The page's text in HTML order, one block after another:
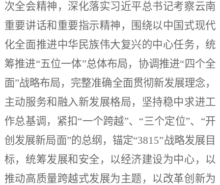
次全会精神，深化落实习近平总书记考察云南
重要讲话和重要指示精神，围绕以中国式现代
化全面推进中华民族伟大复兴的中心任务，统
筹推进“五位一体”总体布局，协调推进“四个全
面”战略布局，完整准确全面贯彻新发展理念，
主动服务和融入新发展格局，坚持稳中求进工
作总基调，紧扣“一个跨越”、“三个定位”、“开
创发展新局面”的总纲，锚定“3815”战略发展目
标，统筹发展和安全，以经济建设为中心，以
推动高质量跨越式发展为主题，以改革创新为